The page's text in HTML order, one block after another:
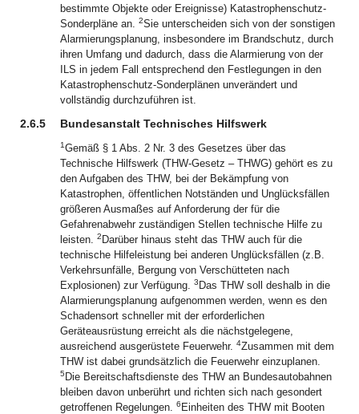
bestimmte Objekte oder Ereignisse) Katastrophenschutz-
Sonderpläne an. 2Sie unterscheiden sich von der sonstigen
Alarmierungsplanung, insbesondere im Brandschutz, durch
ihren Umfang und dadurch, dass die Alarmierung von der
ILS in jedem Fall entsprechend den Festlegungen in den
Katastrophenschutz-Sonderplänen unverändert und
vollständig durchzuführen ist.
2.6.5 Bundesanstalt Technisches Hilfswerk
1Gemäß § 1 Abs. 2 Nr. 3 des Gesetzes über das
Technische Hilfswerk (THW-Gesetz – THWG) gehört es zu
den Aufgaben des THW, bei der Bekämpfung von
Katastrophen, öffentlichen Notständen und Unglücksfällen
größeren Ausmaßes auf Anforderung der für die
Gefahrenabwehr zuständigen Stellen technische Hilfe zu
leisten. 2 Darüber hinaus steht das THW auch für die
technische Hilfeleistung bei anderen Unglücksfällen (z.B.
Verkehrsunfälle, Bergung von Verschütteten nach
Explosionen) zur Verfügung. 3 Das THW soll deshalb in die
Alarmierungsplanung aufgenommen werden, wenn es den
Schadensort schneller mit der erforderlichen
Geräteausrüstung erreicht als die nächstgelegene,
ausreichend ausgerüstete Feuerwehr. 4Zusammen mit dem
THW ist dabei grundsätzlich die Feuerwehr einzuplanen.
5 Die Bereitschaftsdienste des THW an Bundesautobahnen
bleiben davon unberührt und richten sich nach gesondert
getroffenen Regelungen. 6 Einheiten des THW mit Booten